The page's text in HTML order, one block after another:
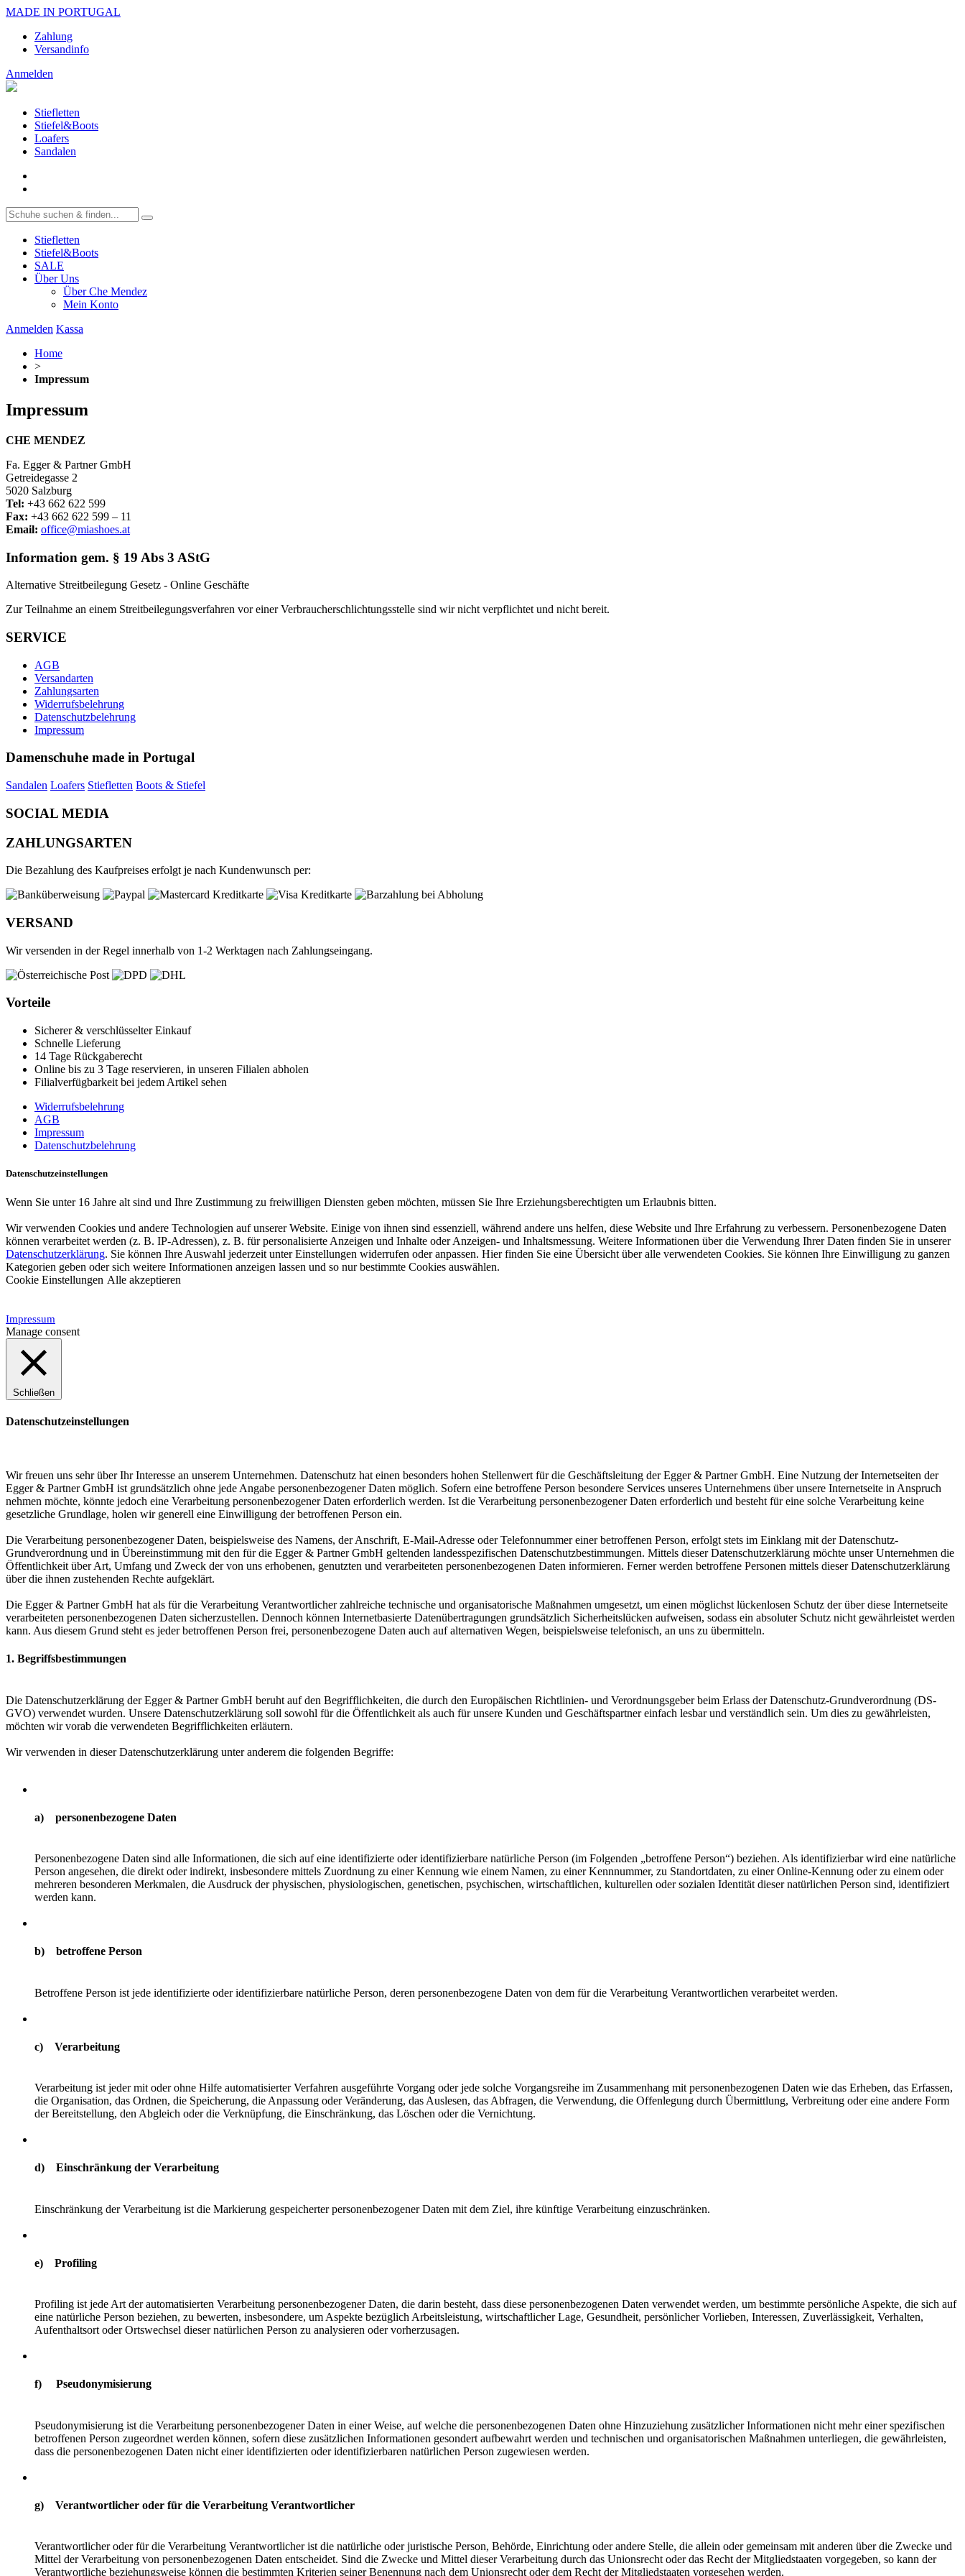
MADE IN PORTUGAL
Zahlung
Versandinfo
Anmelden
Stiefletten
Stiefel&Boots
Loafers
Sandalen
Stiefletten
Stiefel&Boots
SALE
Über Uns
Über Che Mendez
Mein Konto
Anmelden Kassa
Home
>
Impressum
Impressum
CHE MENDEZ
Fa. Egger & Partner GmbH
Getreidegasse 2
5020 Salzburg
Tel: +43 662 622 599
Fax: +43 662 622 599 – 11
Email: office@miashoes.at
Information gem. § 19 Abs 3 AStG
Alternative Streitbeilegung Gesetz - Online Geschäfte
Zur Teilnahme an einem Streitbeilegungsverfahren vor einer Verbraucherschlichtungsstelle sind wir nicht verpflichtet und nicht bereit.
SERVICE
AGB
Versandarten
Zahlungsarten
Widerrufsbelehrung
Datenschutzbelehrung
Impressum
Damenschuhe made in Portugal
Sandalen Loafers Stiefletten Boots & Stiefel
SOCIAL MEDIA
ZAHLUNGSARTEN
Die Bezahlung des Kaufpreises erfolgt je nach Kundenwunsch per:
VERSAND
Wir versenden in der Regel innerhalb von 1-2 Werktagen nach Zahlungseingang.
Vorteile
Sicherer & verschlüsselter Einkauf
Schnelle Lieferung
14 Tage Rückgaberecht
Online bis zu 3 Tage reservieren, in unseren Filialen abholen
Filialverfügbarkeit bei jedem Artikel sehen
Widerrufsbelehrung
AGB
Impressum
Datenschutzbelehrung
Datenschutzeinstellungen
Wenn Sie unter 16 Jahre alt sind und Ihre Zustimmung zu freiwilligen Diensten geben möchten, müssen Sie Ihre Erziehungsberechtigten um Erlaubnis bitten.
Wir verwenden Cookies und andere Technologien auf unserer Website. Einige von ihnen sind essenziell, während andere uns helfen, diese Website und Ihre Erfahrung zu verbessern. Personenbezogene Daten
können verarbeitet werden (z. B. IP-Adressen), z. B. für personalisierte Anzeigen und Inhalte oder Anzeigen- und Inhaltsmessung. Weitere Informationen über die Verwendung Ihrer Daten finden Sie in unserer
Datenschutzerklärung. Sie können Ihre Auswahl jederzeit unter Einstellungen widerrufen oder anpassen. Hier finden Sie eine Übersicht über alle verwendeten Cookies. Sie können Ihre Einwilligung zu ganzen
Kategorien geben oder sich weitere Informationen anzeigen lassen und so nur bestimmte Cookies auswählen.
Cookie Einstellungen Alle akzeptieren
Impressum
Manage consent
Schließen
Datenschutzeinstellungen
Wir freuen uns sehr über Ihr Interesse an unserem Unternehmen. Datenschutz hat einen besonders hohen Stellenwert für die Geschäftsleitung der Egger & Partner GmbH. Eine Nutzung der Internetseiten der
Egger & Partner GmbH ist grundsätzlich ohne jede Angabe personenbezogener Daten möglich. Sofern eine betroffene Person besondere Services unseres Unternehmens über unsere Internetseite in Anspruch
nehmen möchte, könnte jedoch eine Verarbeitung personenbezogener Daten erforderlich werden. Ist die Verarbeitung personenbezogener Daten erforderlich und besteht für eine solche Verarbeitung keine
gesetzliche Grundlage, holen wir generell eine Einwilligung der betroffenen Person ein.
Die Verarbeitung personenbezogener Daten, beispielsweise des Namens, der Anschrift, E-Mail-Adresse oder Telefonnummer einer betroffenen Person, erfolgt stets im Einklang mit der Datenschutz-
Grundverordnung und in Übereinstimmung mit den für die Egger & Partner GmbH geltenden landesspezifischen Datenschutzbestimmungen. Mittels dieser Datenschutzerklärung möchte unser Unternehmen die
Öffentlichkeit über Art, Umfang und Zweck der von uns erhobenen, genutzten und verarbeiteten personenbezogenen Daten informieren. Ferner werden betroffene Personen mittels dieser Datenschutzerklärung
über die ihnen zustehenden Rechte aufgeklärt.
Die Egger & Partner GmbH hat als für die Verarbeitung Verantwortlicher zahlreiche technische und organisatorische Maßnahmen umgesetzt, um einen möglichst lückenlosen Schutz der über diese Internetseite
verarbeiteten personenbezogenen Daten sicherzustellen. Dennoch können Internetbasierte Datenübertragungen grundsätzlich Sicherheitslücken aufweisen, sodass ein absoluter Schutz nicht gewährleistet werden
kann. Aus diesem Grund steht es jeder betroffenen Person frei, personenbezogene Daten auch auf alternativen Wegen, beispielsweise telefonisch, an uns zu übermitteln.
1. Begriffsbestimmungen
Die Datenschutzerklärung der Egger & Partner GmbH beruht auf den Begrifflichkeiten, die durch den Europäischen Richtlinien- und Verordnungsgeber beim Erlass der Datenschutz-Grundverordnung (DS-
GVO) verwendet wurden. Unsere Datenschutzerklärung soll sowohl für die Öffentlichkeit als auch für unsere Kunden und Geschäftspartner einfach lesbar und verständlich sein. Um dies zu gewährleisten,
möchten wir vorab die verwendeten Begrifflichkeiten erläutern.
Wir verwenden in dieser Datenschutzerklärung unter anderem die folgenden Begriffe:
a) personenbezogene Daten
Personenbezogene Daten sind alle Informationen, die sich auf eine identifizierte oder identifizierbare natürliche Person (im Folgenden „betroffene Person“) beziehen. Als identifizierbar wird eine natürliche
Person angesehen, die direkt oder indirekt, insbesondere mittels Zuordnung zu einer Kennung wie einem Namen, zu einer Kennnummer, zu Standortdaten, zu einer Online-Kennung oder zu einem oder
mehreren besonderen Merkmalen, die Ausdruck der physischen, physiologischen, genetischen, psychischen, wirtschaftlichen, kulturellen oder sozialen Identität dieser natürlichen Person sind, identifiziert
werden kann.
b) betroffene Person
Betroffene Person ist jede identifizierte oder identifizierbare natürliche Person, deren personenbezogene Daten von dem für die Verarbeitung Verantwortlichen verarbeitet werden.
c) Verarbeitung
Verarbeitung ist jeder mit oder ohne Hilfe automatisierter Verfahren ausgeführte Vorgang oder jede solche Vorgangsreihe im Zusammenhang mit personenbezogenen Daten wie das Erheben, das Erfassen,
die Organisation, das Ordnen, die Speicherung, die Anpassung oder Veränderung, das Auslesen, das Abfragen, die Verwendung, die Offenlegung durch Übermittlung, Verbreitung oder eine andere Form
der Bereitstellung, den Abgleich oder die Verknüpfung, die Einschränkung, das Löschen oder die Vernichtung.
d) Einschränkung der Verarbeitung
Einschränkung der Verarbeitung ist die Markierung gespeicherter personenbezogener Daten mit dem Ziel, ihre künftige Verarbeitung einzuschränken.
e) Profiling
Profiling ist jede Art der automatisierten Verarbeitung personenbezogener Daten, die darin besteht, dass diese personenbezogenen Daten verwendet werden, um bestimmte persönliche Aspekte, die sich auf
eine natürliche Person beziehen, zu bewerten, insbesondere, um Aspekte bezüglich Arbeitsleistung, wirtschaftlicher Lage, Gesundheit, persönlicher Vorlieben, Interessen, Zuverlässigkeit, Verhalten,
Aufenthaltsort oder Ortswechsel dieser natürlichen Person zu analysieren oder vorherzusagen.
f) Pseudonymisierung
Pseudonymisierung ist die Verarbeitung personenbezogener Daten in einer Weise, auf welche die personenbezogenen Daten ohne Hinzuziehung zusätzlicher Informationen nicht mehr einer spezifischen
betroffenen Person zugeordnet werden können, sofern diese zusätzlichen Informationen gesondert aufbewahrt werden und technischen und organisatorischen Maßnahmen unterliegen, die gewährleisten,
dass die personenbezogenen Daten nicht einer identifizierten oder identifizierbaren natürlichen Person zugewiesen werden.
g) Verantwortlicher oder für die Verarbeitung Verantwortlicher
Verantwortlicher oder für die Verarbeitung Verantwortlicher ist die natürliche oder juristische Person, Behörde, Einrichtung oder andere Stelle, die allein oder gemeinsam mit anderen über die Zwecke und
Mittel der Verarbeitung von personenbezogenen Daten entscheidet. Sind die Zwecke und Mittel dieser Verarbeitung durch das Unionsrecht oder das Recht der Mitgliedstaaten vorgegeben, so kann der
Verantwortliche beziehungsweise können die bestimmten Kriterien seiner Benennung nach dem Unionsrecht oder dem Recht der Mitgliedstaaten vorgesehen werden.